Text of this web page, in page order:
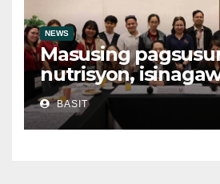
NEWS
Masusing
nutrisyon,
CALABARZON
BASIT